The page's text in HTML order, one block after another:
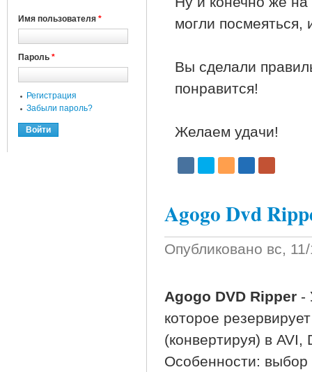
могли посмеяться,
Вы сделали
понравится!
Желаем удачи!
Agogo Dvd
Опубликовано вс,
Agogo DVD Ripper -
которое
(конвертируя) в
Особенности: выбор
Имя пользователя *
Пароль *
Регистрация
Забыли пароль?